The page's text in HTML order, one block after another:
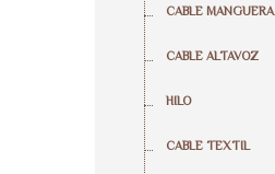
CABLE MANGUERA
CABLE ALTAVOZ
HILO
CABLE TEXTIL